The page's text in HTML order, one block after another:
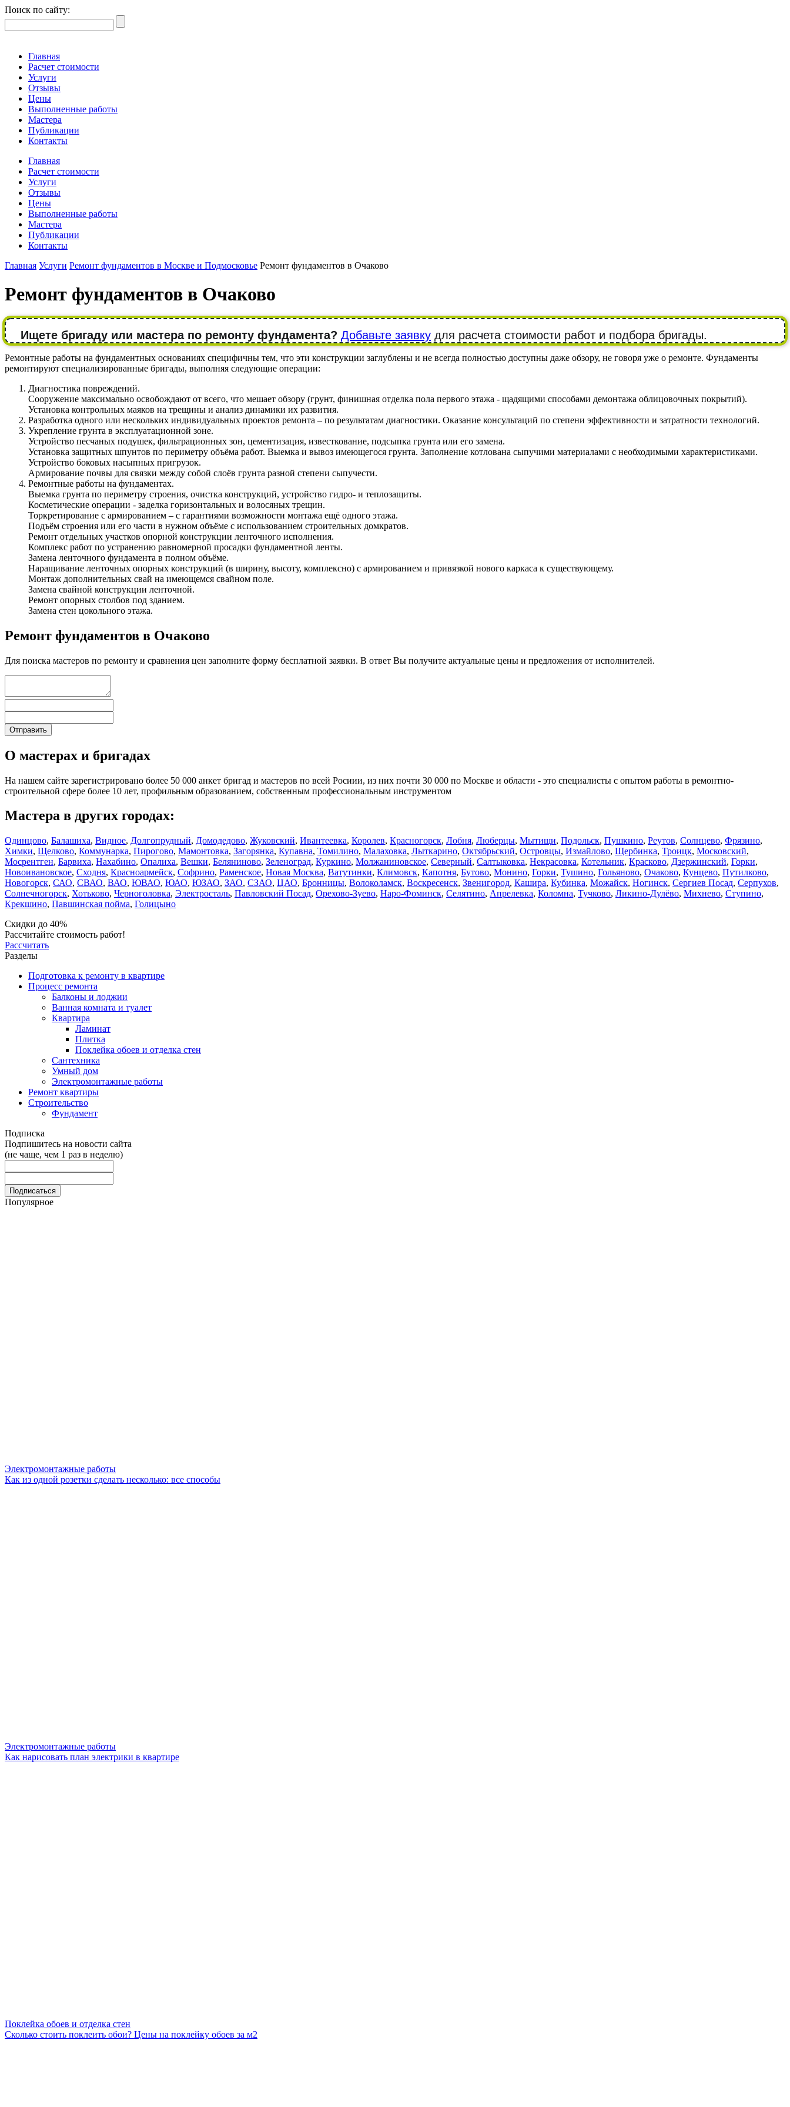
Поиск по сайту:
Главная
Расчет стоимости
Услуги
Отзывы
Цены
Выполненные работы
Мастера
Публикации
Контакты
Главная
Расчет стоимости
Услуги
Отзывы
Цены
Выполненные работы
Мастера
Публикации
Контакты
Главная Услуги Ремонт фундаментов в Москве и Подмосковье Ремонт фундаментов в Очаково
Ремонт фундаментов в Очаково
Ищете бригаду или мастера по ремонту фундамента? Добавьте заявку для расчета стоимости работ и подбора бригады.
Ремонтные работы на фундаментных основаниях специфичны тем, что эти конструкции заглублены и не всегда полностью доступны даже обзору, не говоря уже о ремонте. Фундаменты
ремонтируют специализированные бригады, выполняя следующие операции:
Диагностика повреждений.
Сооружение максимально освобождают от всего, что мешает обзору (грунт, финишная отделка пола первого этажа - щадящими способами демонтажа облицовочных покрытий).
Установка контрольных маяков на трещины и анализ динамики их развития.
Разработка одного или нескольких индивидуальных проектов ремонта – по результатам диагностики. Оказание консультаций по степени эффективности и затратности технологий.
Укрепление грунта в эксплуатационной зоне.
Устройство песчаных подушек, фильтрационных зон, цементизация, известкование, подсыпка грунта или его замена.
Установка защитных шпунтов по периметру объёма работ. Выемка и вывоз имеющегося грунта. Заполнение котлована сыпучими материалами с необходимыми характеристиками.
Устройство боковых насыпных пригрузок.
Армирование почвы для связки между собой слоёв грунта разной степени сыпучести.
Ремонтные работы на фундаментах.
Выемка грунта по периметру строения, очистка конструкций, устройство гидро- и теплозащиты.
Косметические операции - заделка горизонтальных и волосяных трещин.
Торкретирование с армированием – с гарантиями возможности монтажа ещё одного этажа.
Подъём строения или его части в нужном объёме с использованием строительных домкратов.
Ремонт отдельных участков опорной конструкции ленточного исполнения.
Комплекс работ по устранению равномерной просадки фундаментной ленты.
Замена ленточного фундамента в полном объёме.
Наращивание ленточных опорных конструкций (в ширину, высоту, комплексно) с армированием и привязкой нового каркаса к существующему.
Монтаж дополнительных свай на имеющемся свайном поле.
Замена свайной конструкции ленточной.
Ремонт опорных столбов под зданием.
Замена стен цокольного этажа.
Ремонт фундаментов в Очаково
Для поиска мастеров по ремонту и сравнения цен заполните форму бесплатной заявки. В ответ Вы получите актуальные цены и предложения от исполнителей.
О мастерах и бригадах
На нашем сайте зарегистрировано более 50 000 анкет бригад и мастеров по всей Росиии, из них почти 30 000 по Москве и области - это специалисты с опытом работы в ремонтно-
строительной сфере более 10 лет, профильным образованием, собственным профессиональным инструментом
Мастера в других городах:
Одинцово, Балашиха, Видное, Долгопрудный, Домодедово, Жуковский, Ивантеевка, Королев, Красногорск, Лобня, Люберцы, Мытищи, Подольск, Пушкино, Реутов, Солнцево, Фрязино,
Химки, Щелково, Коммунарка, Пирогово, Мамонтовка, Загорянка, Купавна, Томилино, Малаховка, Лыткарино, Октябрьский, Островцы, Измайлово, Щербинка, Троицк, Московский,
Мосрентген, Барвиха, Нахабино, Опалиха, Вешки, Беляниново, Зеленоград, Куркино, Молжаниновское, Северный, Салтыковка, Некрасовка, Котельник, Красково, Дзержинский, Горки,
Новоивановское, Сходня, Красноармейск, Софрино, Раменское, Новая Москва, Ватутинки, Климовск, Капотня, Бутово, Монино, Горки, Тушино, Гольяново, Очаково, Кунцево, Путилково,
Новогорск, САО, СВАО, ВАО, ЮВАО, ЮАО, ЮЗАО, ЗАО, СЗАО, ЦАО, Бронницы, Волоколамск, Воскресенск, Звенигород, Кашира, Кубинка, Можайск, Ногинск, Сергиев Посад, Серпухов,
Солнечногорск, Хотьково, Черноголовка, Электросталь, Павловский Посад, Орехово-Зуево, Наро-Фоминск, Селятино, Апрелевка, Коломна, Тучково, Ликино-Дулёво, Михнево, Ступино,
Крекшино, Павшинская пойма, Голицыно
Скидки до 40%
Рассчитайте стоимость работ!
Рассчитать
Разделы
Подготовка к ремонту в квартире
Процесс ремонта
Балконы и лоджии
Ванная комната и туалет
Квартира
Ламинат
Плитка
Поклейка обоев и отделка стен
Сантехника
Умный дом
Электромонтажные работы
Ремонт квартиры
Строительство
Фундамент
Подписка
Подпишитесь на новости сайта
(не чаще, чем 1 раз в неделю)
Популярное
Электромонтажные работы
Как из одной розетки сделать несколько: все способы
Электромонтажные работы
Как нарисовать план электрики в квартире
Поклейка обоев и отделка стен
Сколько стоить поклеить обои? Цены на поклейку обоев за м2